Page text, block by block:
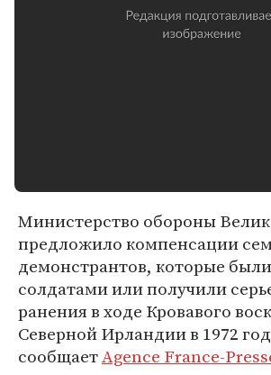
Министерство обороны
предложило компенсации
демонстрантов, которые
солдатами или получили
ранения в ходе Кровавого
Северной Ирландии в 1972
сообщаетAgence France-